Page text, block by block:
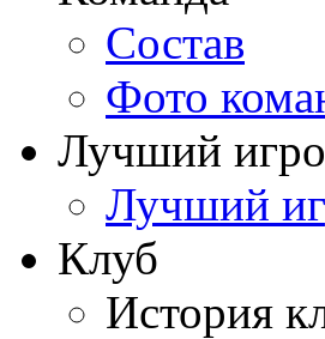
Состав
Фото
Лучший
Лучший
Клуб
История